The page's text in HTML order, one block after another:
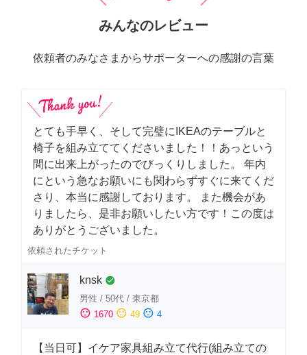
みんなのレビュー
依頼者のみなさまからサポーターへの感謝の言葉
とても手早く、そして完璧にIKEAのテーブルと
椅子を組み立ててくださいました！！あっという
間に出来上がったのでびっくりしました。 年内
にという急なお願いにも関わらずすぐに来てくだ
さり、本当に感謝しております。 また機会があ
りましたら、是非お願いしたい方です！この度は
ありがとうございました。
依頼されたチケット
knsk check_circle
男性 / 50代 / 東京都
sentiment_satisfied 1670 sentiment_neutral 49 sentiment_dissatisfied 4
【当日可】イケア家具組み立て代行(組み立ての